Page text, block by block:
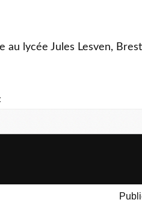
au lycée Jules Lesven, Brest